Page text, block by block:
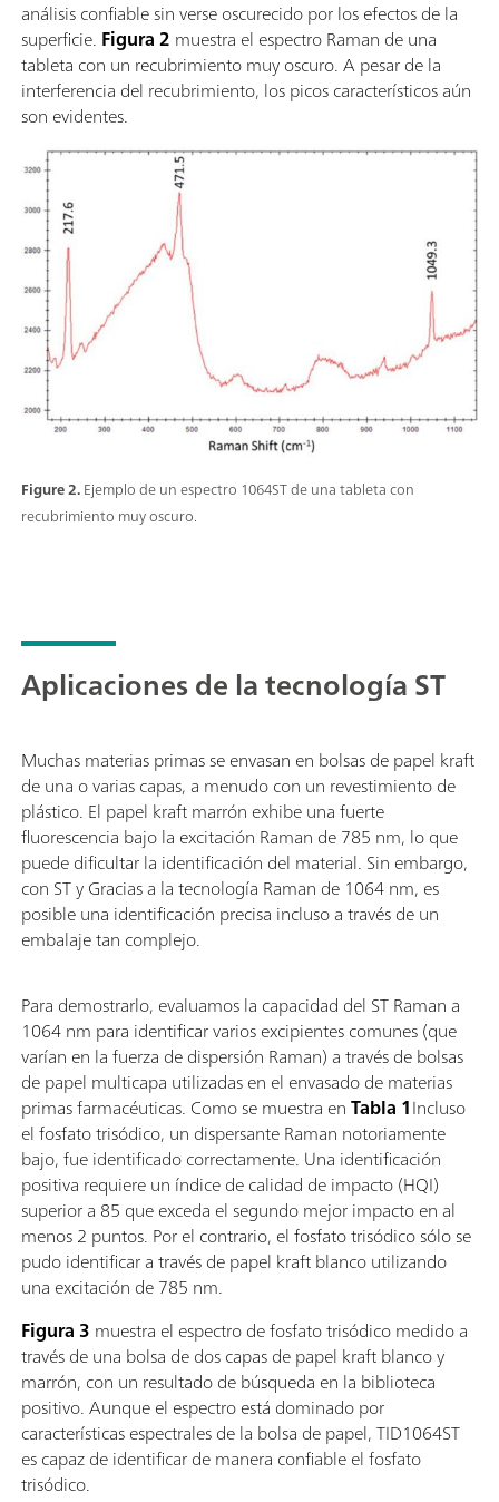
Figure 2.Ejemplo de un espectro 1064ST de una tableta con
recubrimiento muy oscuro.
análisis confiable sin verse oscurecido por los efectos de la
superficie. Figura 2 muestra el espectro Raman de una
tableta con un recubrimiento muy oscuro. A pesar de la
interferencia del recubrimiento, los picos característicos aún
son evidentes.
Aplicaciones de la tecnología ST
Muchas materias primas se envasan en bolsas de papel kraft
de una o varias capas, a menudo con un revestimiento de
plástico. El papel kraft marrón exhibe una fuerte
fluorescencia bajo la excitación Raman de 785 nm, lo que
puede dificultar la identificación del material. Sin embargo,
con ST y Gracias a la tecnología Raman de 1064 nm, es
posible una identificación precisa incluso a través de un
embalaje tan complejo.
Para demostrarlo, evaluamos la capacidad del ST Raman a
1064 nm para identificar varios excipientes comunes (que
varían en la fuerza de dispersión Raman) a través de bolsas
de papel multicapa utilizadas en el envasado de materias
primas farmacéuticas. Como se muestra enTabla 1Incluso
el fosfato trisódico, un dispersante Raman notoriamente
bajo, fue identificado correctamente. Una identificación
positiva requiere un índice de calidad de impacto (HQI)
superior a 85 que exceda el segundo mejor impacto en al
menos 2 puntos. Por el contrario, el fosfato trisódico sólo se
pudo identificar a través de papel kraft blanco utilizando
una excitación de 785 nm.
Figura 3 muestra el espectro de fosfato trisódico medido a
través de una bolsa de dos capas de papel kraft blanco y
marrón, con un resultado de búsqueda en la biblioteca
positivo. Aunque el espectro está dominado por
características espectrales de la bolsa de papel, TID1064ST
es capaz de identificar de manera confiable el fosfato
trisódico.